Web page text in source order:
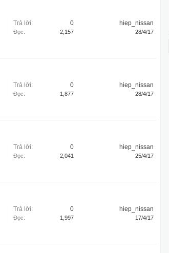
Trả lời: 0
Đọc: 2,157
hiep_nissan
28/4/17
Trả lời: 0
Đọc: 1,877
hiep_nissan
28/4/17
Trả lời: 0
Đọc: 2,041
hiep_nissan
25/4/17
Trả lời: 0
Đọc: 1,997
hiep_nissan
17/4/17